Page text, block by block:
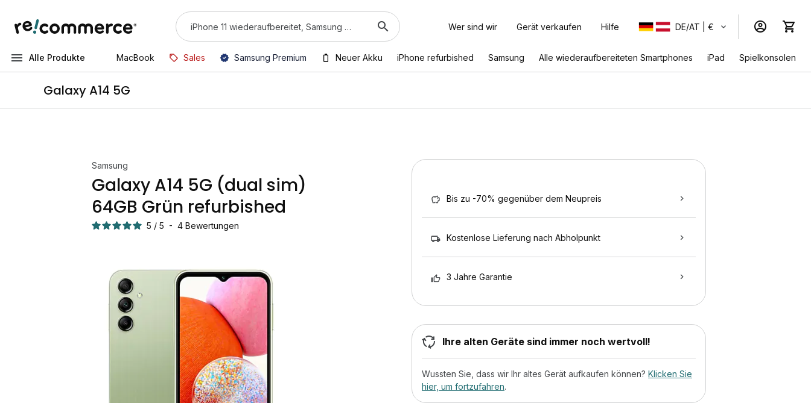
Wer sind wir Gerät verkaufen Hilfe DE/AT | €
Alle Produkte MacBook Sales Samsung Premium Neuer Akku iPhone refurbished Samsung Alle wiederaufbereiteten Smartphones iPad Spielkonsolen
Galaxy A14 5G
Samsung
Galaxy A14 5G (dual sim)
64GB Grün refurbished
5 / 5 - 4 Bewertungen
Bis zu -70% gegenüber dem Neupreis
Kostenlose Lieferung nach Abholpunkt
3 Jahre Garantie
Ihre alten Geräte sind immer noch wertvoll!
Wussten Sie, dass wir Ihr altes Gerät aufkaufen können? Klicken Sie
hier, um fortzufahren.